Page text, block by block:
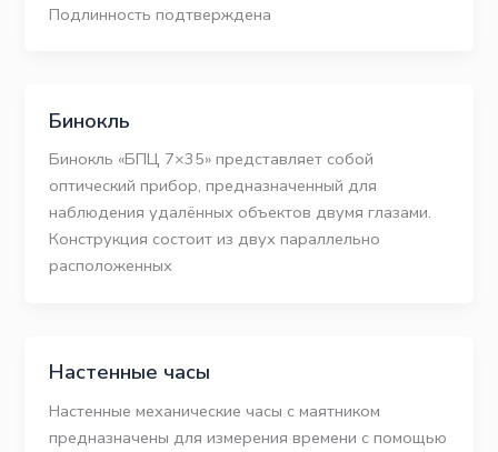
Подлинность подтверждена
Бинокль
Бинокль «БПЦ 7×35» представляет собой
оптический прибор, предназначенный для
наблюдения удалённых объектов двумя глазами.
Конструкция состоит из двух параллельно
расположенных
Настенные часы
Настенные механические часы с маятником
предназначены для измерения времени с помощью